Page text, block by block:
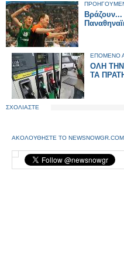
ΕΠΟΜΕΝΟ
ΟΛΗ
ΤΑ
ΣΧΟΛΙΑΣΤΕ
ΑΚΟΛΟΥΘΗΣΤΕ ΤΟ NEWSNOWGR.COM